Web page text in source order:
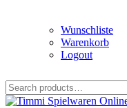
Wunschliste
Warenkorb
Logout
for: